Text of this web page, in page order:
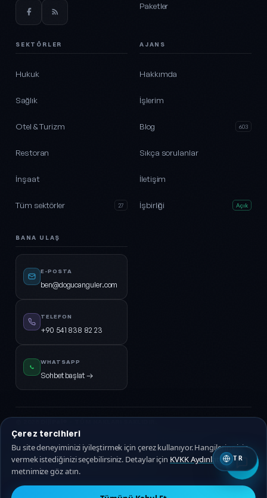
Paketler
SEKTÖRLER
Hukuk
Sağlık
Otel & Turizm
Restoran
İnşaat
Tüm sektörler 27
AJANS
Hakkımda
İşlerim
Blog 603
Sıkça sorulanlar
İletişim
İşbirliği Açık
BANA ULAŞ
E-POSTA
ben@dogucanguler.com
TELEFON
+90 541 838 82 23
WHATSAPP
Sohbet başlat →
KVKK AydınlatmaGizlilik Politikası
🇹🇷 Türkçe 🇬🇧 EN
TR
Çerez tercihleri
Bu site deneyiminizi iyileştirmek için çerez kullanıyor. Hangilerine izin
vermek istediğinizi seçebilirsiniz. Detaylar için KVKK Aydınlatma
metnimize göz atın.